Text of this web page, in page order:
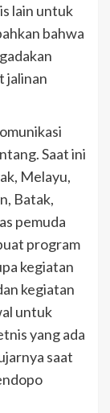
lain untuk
bahwa
jalinan
Saat ini
Melayu,
Batak,
pemuda
program
kegiatan
kegiatan
untuk
yang ada
saat